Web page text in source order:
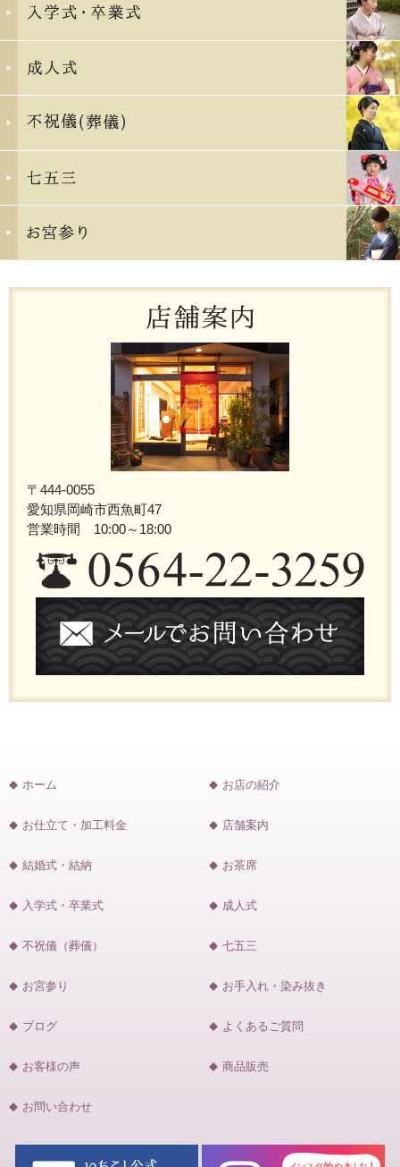
〒444-0055
愛知県岡崎市西魚町47
営業時間 10:00～18:00
ホーム お店の紹介
お仕立て・加工料金 店舗案内
結婚式・結納 お茶席
入学式・卒業式 成人式
不祝儀（葬儀） 七五三
お宮参り お手入れ・染み抜き
ブログ よくあるご質問
お客様の声 商品販売
お問い合わせ